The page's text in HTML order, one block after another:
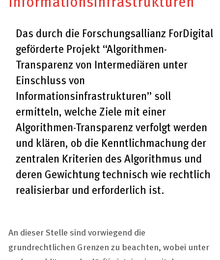
Das durch die Forschungsallianz ForDigital
geförderte Projekt “Algorithmen-
Transparenz von Intermediären unter
Einschluss von
Informationsinfrastrukturen” soll
ermitteln, welche Ziele mit einer
Algorithmen-Transparenz verfolgt werden
und klären, ob die Kenntlichmachung der
zentralen Kriterien des Algorithmus und
deren Gewichtung technisch wie rechtlich
realisierbar und erforderlich ist.
An dieser Stelle sind vorwiegend die
grundrechtlichen Grenzen zu beachten, wobei unter